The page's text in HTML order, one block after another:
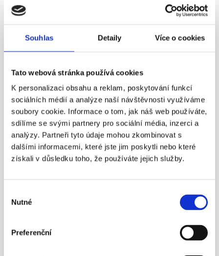
Souhlas Detaily Více o cookies
Tato webová stránka používá cookies
K personalizaci obsahu a reklam, poskytování funkcí
sociálních médií a analýze naší návštěvnosti využíváme
soubory cookie. Informace o tom, jak náš web používáte,
sdílíme se svými partnery pro sociální média, inzerci a
analýzy. Partneři tyto údaje mohou zkombinovat s
dalšími informacemi, které jste jim poskytli nebo které
získali v důsledku toho, že používáte jejich služby.
souhlasu
Nutné
Preferenční
¶
nestačí!
Nezapomínejme ani na novinku – možnost mít
zároveň dvě penzijní smlouvy.
Více info
23. 4. 2016
¶